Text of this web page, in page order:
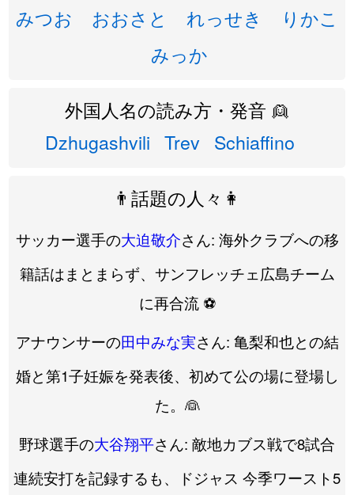
みつお
おおさと れっせき
りかこ
みっか
外国人名の読み方・発音 👱
Dzhugashvili Trev Schiaffino
👨話題の人々👩
サッカー選手の大迫敬介さん: 海外クラブへの移
籍話はまとまらず、サンフレッチェ広島チーム
に再合流 ⚽️
アナウンサーの田中みな実さん: 亀梨和也との結
婚と第1子妊娠を発表後、初めて公の場に登場し
た。👰
野球選手の大谷翔平さん: 敵地カブス戦で8試合
連続安打を記録するも、ドジャス 今季ワースト5